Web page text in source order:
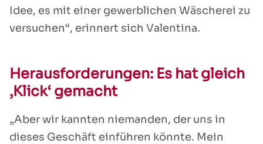
Idee, es mit einer gewerblichen Wäscherei zu
versuchen“, erinnert sich Valentina.
Herausforderungen: Es hat gleich
‚Klick‘ gemacht
„Aber wir kannten niemanden, der uns in
dieses Geschäft einführen könnte. Mein